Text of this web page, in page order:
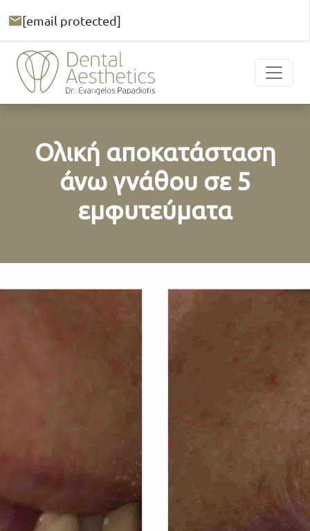
[email protected]
Ολική αποκατάσταση
άνω γνάθου σε 5
εμφυτεύματα